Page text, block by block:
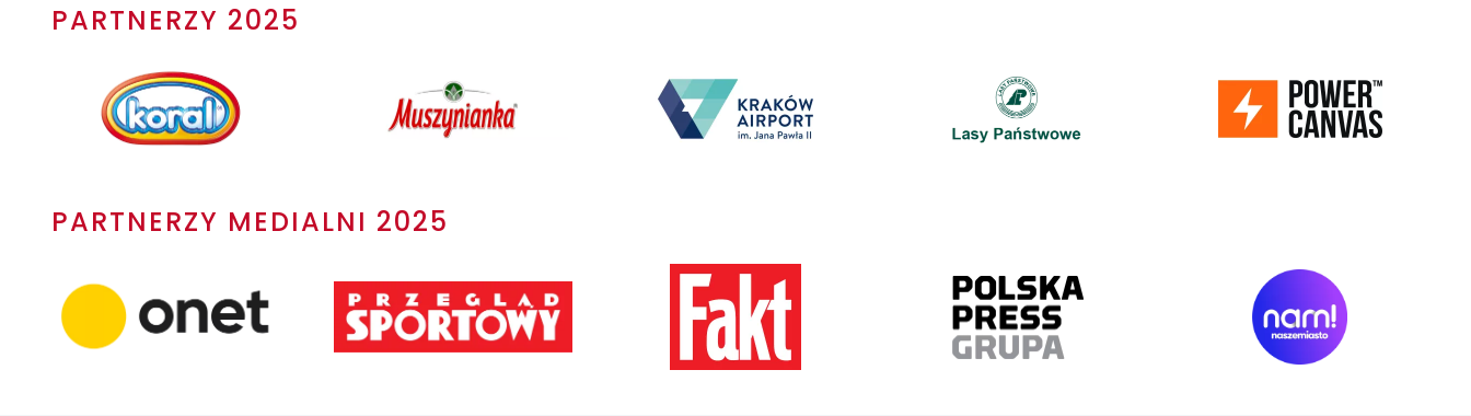
PARTNERZY 2025
PARTNERZY MEDIALNI 2025